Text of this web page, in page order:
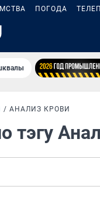
ПОГОДА
АНАЛИЗ КРОВИ
тэгу